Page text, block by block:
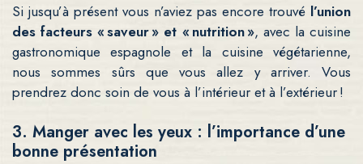
Si jusqu’à présent vous n’aviez pas encore trouvé l’union
des facteurs « saveur » et « nutrition », avec la cuisine
gastronomique espagnole et la cuisine végétarienne,
nous sommes sûrs que vous allez y arriver. Vous
prendrez donc soin de vous à l’intérieur et à l’extérieur !
3. Manger avec les yeux : l’importance d’une
bonne présentation